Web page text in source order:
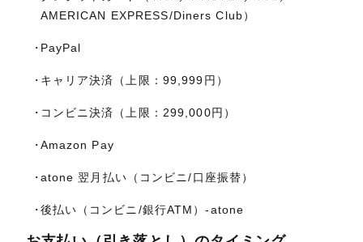
AMERICAN EXPRESS/Diners Club）
PayPal
キャリア決済（上限：99,999円）
コンビニ決済（上限：299,000円）
Amazon Pay
atone 翌月払い（コンビニ/口座振替）
後払い（コンビニ/銀行ATM）-atone